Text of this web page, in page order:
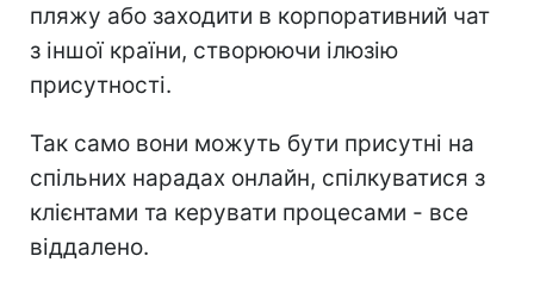
пляжу або заходити в корпоративний чат
з іншої країни, створюючи ілюзію
присутності.
Так само вони можуть бути присутні на
спільних нарадах онлайн, спілкуватися з
клієнтами та керувати процесами - все
віддалено.